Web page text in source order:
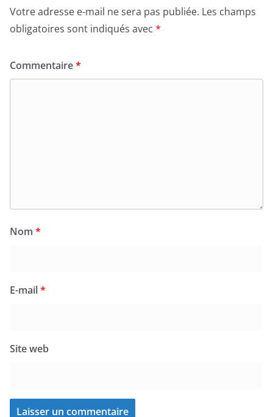
Votre adresse e-mail ne sera pas publiée. Les champs
obligatoires sont indiqués avec *
Commentaire*
Nom *
E-mail*
Site web